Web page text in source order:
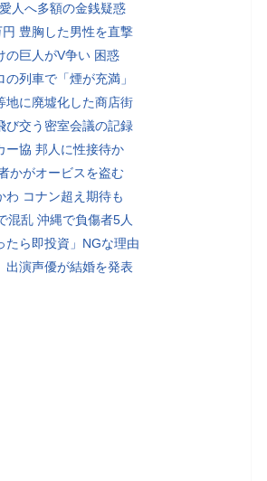
人へ多額の金銭疑惑
豊胸した男性を直撃
の巨人がV争い 困惑
の列車で「煙が充満」
地に廃墟化した商店街
び交う密室会議の記録
ー協 邦人に性接待か
かがオービスを盗む
わ コナン超え期待も
混乱 沖縄で負傷者5人
たら即投資」NGな理由
出演声優が結婚を発表